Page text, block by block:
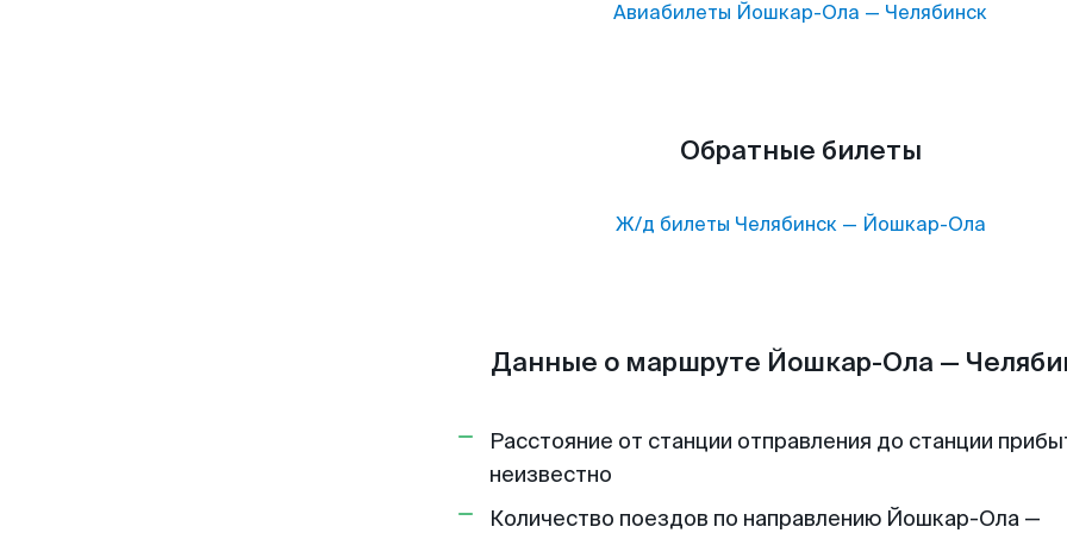
Авиабилеты Йошкар-Ола — Челябинск
Обратные билеты
Ж/д билеты Челябинск— Йошкар-Ола
Данные о маршруте Йошкар-Ола —
Расстояние от станции отправления до станции
неизвестно
Количество поездов по направлению Йошкар-Ола —